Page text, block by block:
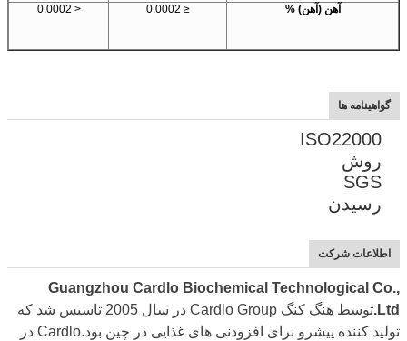
آهن (آهن) % ≤ 0.0002
< 0.0002
گواهینامه ها
ISO22000
روش
SGS
رسیدن
اطلاعات شرکت
Guangzhou Cardlo Biochemical Technological Co.,
Ltd.
توسط هنگ کنگ Cardlo Group در سال 2005 تاسیس شد که
تولید کننده پیشرو برای افزودنی های غذایی در چین بود.Cardlo در